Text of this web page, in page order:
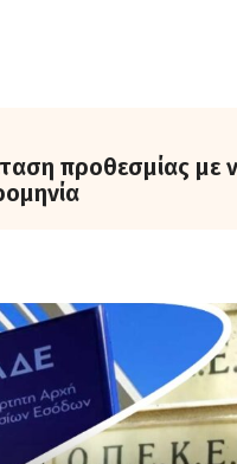
προθεσμίας με